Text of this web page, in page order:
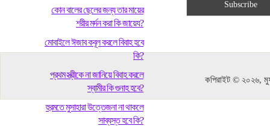
কোন বালের ছেলের জন্য তার মায়ের
শরীর মর্দন করা কি জায়েয?
মোবাইলে ঈজাব কবূল করলে বিবাহ হবে
কি?
প্রথম স্ত্রীকে না জানিয়ে বিবাহ করলে
স্বামীর কি গুনাহ হবে?
হুরমতে মুসাহারা উত্তেজনা না থাকলে
সাব্যস্ত হবে কি?
কপিরাইট © ২০২৬,